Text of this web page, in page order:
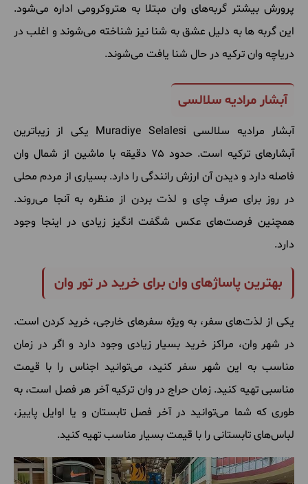
پرورش بیشتر گربه‌های وان مبتلا به هتروکرومی اداره می‌شود.
این گربه ها به دلیل عشق به شنا نیز شناخته می‌شوند و اغلب در
دریاچه وان ترکیه در حال شنا یافت می‌شوند.
آبشار مرادیه سلالسی
آبشار مرادیه سلالسی Muradiye Selalesi
یکی از زیباترین
آبشارهای ترکیه است. حدود 75 دقیقه با ماشین از شمال وان
فاصله دارد و دیدن آن ارزش رانندگی را دارد. بسیاری از مردم محلی
در روز برای صرف چای و لذت بردن از منظره به آنجا می‌روند.
همچنین فرصت‌های عکس شگفت انگیز زیادی در اینجا وجود
دارد.
بهترین پاساژهای وان برای خرید در تور وان
یکی از لذت‌های سفر، به ویژه سفرهای خارجی، خرید کردن است.
در شهر وان، مراکز خرید بسیار زیادی وجود دارد و اگر در زمان
مناسب به این شهر سفر کنید، می‌توانید اجناس را با قیمت
مناسبی تهیه کنید. زمان حراج در وان ترکیه آخر هر فصل است، به
طوری که شما می‌توانید در آخر فصل تابستان و یا اوایل پاییز،
لباس‌های تابستانی را با قیمت بسیار مناسب تهیه کنید.